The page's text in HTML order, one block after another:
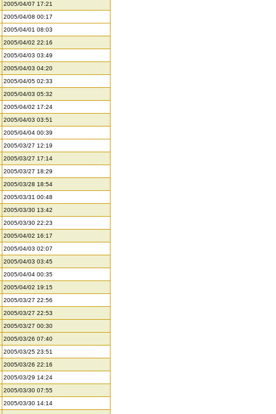
2005/04/07 17:21
2005/04/08 00:17
2005/04/01 08:03
2005/04/02 22:16
2005/04/03 03:49
2005/04/03 04:20
2005/04/05 02:33
2005/04/03 05:32
2005/04/02 17:24
2005/04/03 03:51
2005/04/04 00:39
2005/03/27 12:19
2005/03/27 17:14
2005/03/27 18:29
2005/03/28 18:54
2005/03/31 00:48
2005/03/30 13:42
2005/03/30 22:23
2005/04/02 16:17
2005/04/03 02:07
2005/04/03 03:45
2005/04/04 00:35
2005/04/02 19:15
2005/03/27 22:56
2005/03/27 22:53
2005/03/27 00:30
2005/03/26 07:40
2005/03/25 23:51
2005/03/26 22:16
2005/03/29 14:24
2005/03/30 07:55
2005/03/30 14:14